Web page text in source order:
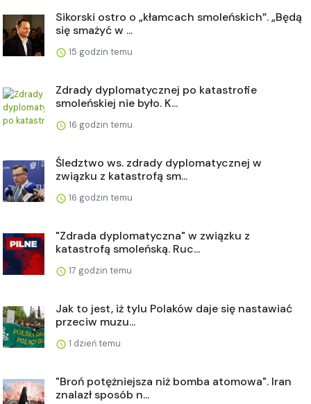
Sikorski ostro o „kłamcach smoleńskich”. „Będą
się smażyć w ...
15 godzin temu
Zdrady dyplomatycznej po katastrofie
smoleńskiej nie było. K...
16 godzin temu
Śledztwo ws. zdrady dyplomatycznej w
związku z katastrofą sm...
16 godzin temu
"Zdrada dyplomatyczna" w związku z
katastrofą smoleńską. Ruc...
17 godzin temu
Jak to jest, iż tylu Polaków daje się nastawiać
przeciw muzu...
1 dzień temu
"Broń potężniejsza niż bomba atomowa". Iran
znalazł sposób n...